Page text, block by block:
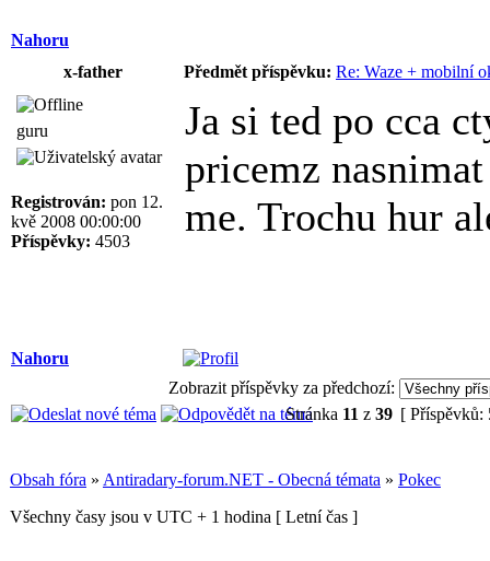
Nahoru
x-father
Předmět příspěvku: Re: Waze + mobilní
guru
Registrován: pon 12.
kvě 2008 00:00:00
Příspěvky: 4503
Ja si ted po cca
pricemz
me. Trochu hur
Nahoru
Zobrazit příspěvky za předchozí:
Stránka 11 z 39 [
Obsah fóra » Antiradary-forum.NET - Obecná témata » Pokec
Všechny časy jsou v UTC + 1 hodina [ Letní čas ]